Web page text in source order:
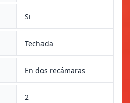
Si
Techada
En dos recámaras
2